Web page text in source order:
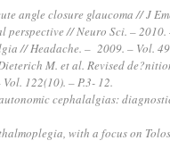
angle closure glaucoma // J
// Neuro Sci. – 2010.
// Headache. – 2009. – Vol.
M. et al. Revised
122(10). – P.3- 12.
cephalalgias:
with a focus on